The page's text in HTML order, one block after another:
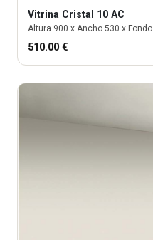
Vitrina Cristal 10 AC
Altura 900 x Ancho 530 x Fondo
510.00 €